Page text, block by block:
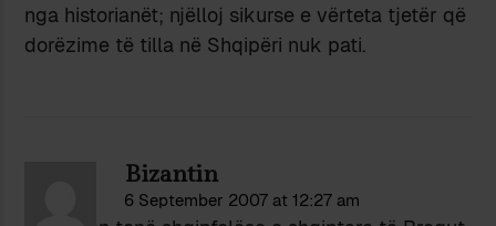
nga historianët; njëlloj sikurse e vërteta tjetër që
dorëzime të tilla në Shqipëri nuk pati.
Bizantin
6 September 2007 at 12:27 am